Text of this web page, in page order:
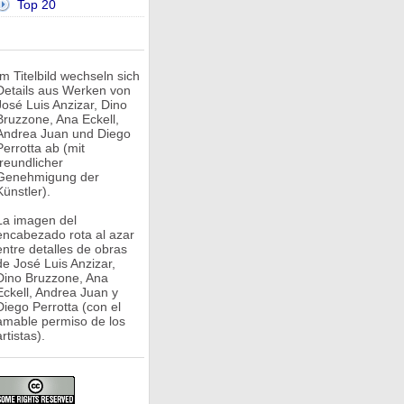
Top 20
Titelbild wechseln sich
aus Werken von
Luis Anzizar, Dino
Ana Eckell,
Juan und Diego
ab (mit
der
imagen del
rota al azar
detalles de obras
José Luis Anzizar,
Bruzzone, Ana
Andrea Juan y
Perrotta (con el
permiso de los